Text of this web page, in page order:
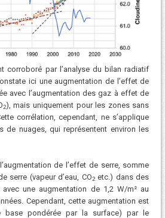
corroboré par l’analyse du bilan radiatif
ici une augmentation de l’effet de
avec l’augmentation des gaz à effet de
2), mais uniquement pour les zones sans
corrélation, cependant, ne s’applique
de nuages, qui représentent environ les
de l’effet de serre, somme
serre (vapeur d’eau, CO2etc.) dans des
une augmentation de 1,2 W/m² au
Cependant, cette augmentation est
base pondérée par la surface) par le